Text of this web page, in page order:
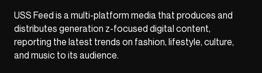
USS Feed is a multi-platform media that produces and
distributes generation z-focused digital content,
reporting the latest trends on fashion, lifestyle, culture,
and music to its audience.